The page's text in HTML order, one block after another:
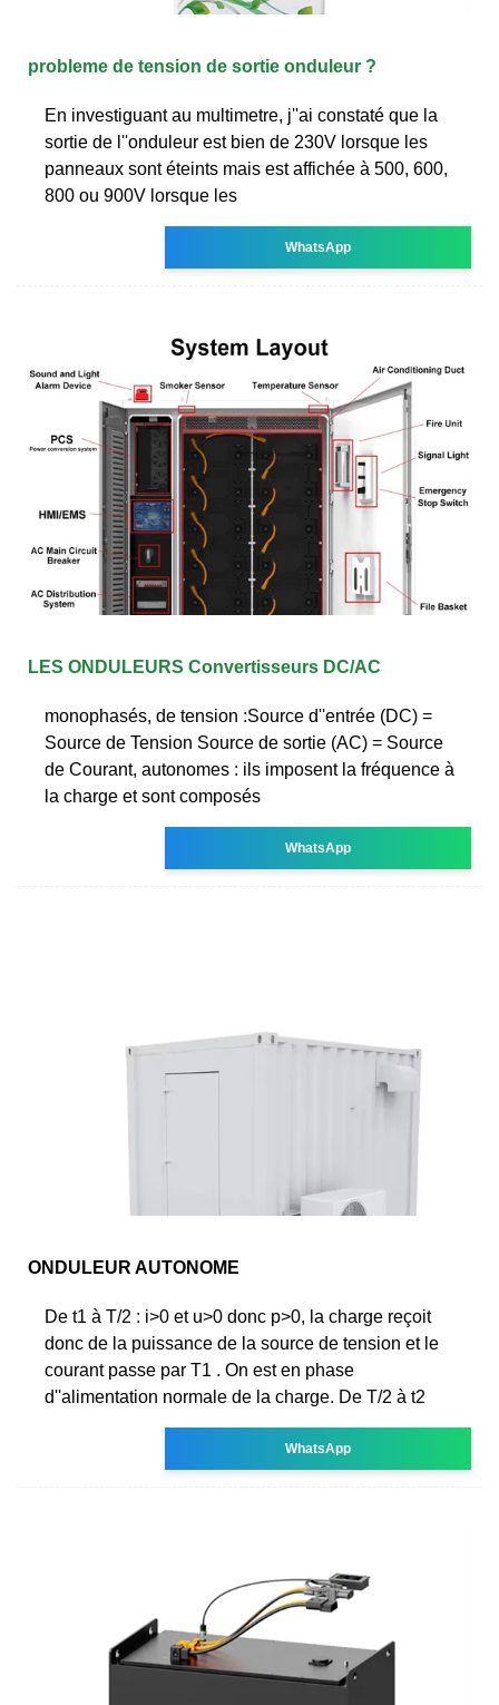
probleme de tension de sortie onduleur ?
En investiguant au multimetre, j''ai constaté que la
sortie de l''onduleur est bien de 230V lorsque les
panneaux sont éteints mais est affichée à 500, 600,
800 ou 900V lorsque les
WhatsApp
LES ONDULEURS Convertisseurs DC/AC
monophasés, de tension :Source d''entrée (DC) =
Source de Tension Source de sortie (AC) = Source
de Courant, autonomes : ils imposent la fréquence à
la charge et sont composés
WhatsApp
ONDULEUR AUTONOME
De t1 à T/2 : i>0 et u>0 donc p>0, la charge reçoit
donc de la puissance de la source de tension et le
courant passe par T1 . On est en phase
d''alimentation normale de la charge. De T/2 à t2
WhatsApp